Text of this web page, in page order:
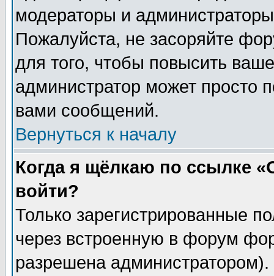
модераторы и
Пожалуйста, не засоряйте
для того, чтобы повысить
администратор может просто
вами сообщений.
Вернуться к началу
Когда я щёлкаю по ссылке
войти?
Только зарегистрированные
через встроенную в форум
разрешена